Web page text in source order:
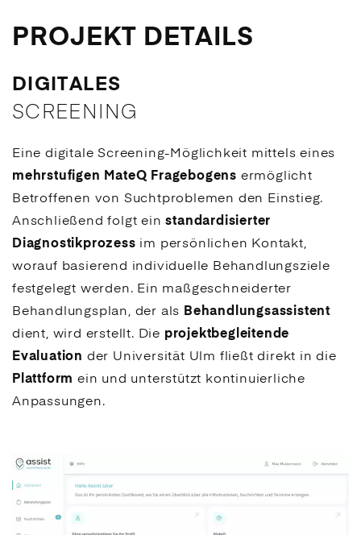
PROJEKT DETAILS
DIGITALES
SCREENING
Eine digitale Screening-Möglichkeit mittels eines
mehrstufigen MateQ Fragebogens ermöglicht
Betroffenen von Suchtproblemen den Einstieg.
Anschließend folgt einstandardisierter
Diagnostikprozess im persönlichen Kontakt,
worauf basierend individuelle Behandlungsziele
festgelegt werden. Ein maßgeschneiderter
Behandlungsplan, der als Behandlungs­assistent
dient, wird erstellt. Die projektbegleitende
Evaluation der Universität Ulm fließt direkt in die
Plattform ein und unterstützt kontinuierliche
Anpassungen.